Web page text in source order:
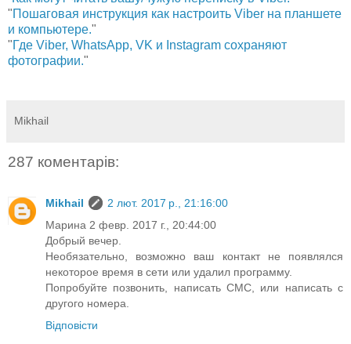
"Пошаговая инструкция как настроить Viber на планшете
и компьютере."
"Где Viber, WhatsApp, VK и Instagram сохраняют
фотографии."
Mikhail
287 коментарів:
Mikhail
2 лют. 2017 р., 21:16:00
Марина 2 февр. 2017 г., 20:44:00
Добрый вечер.
Необязательно, возможно ваш контакт не появлялся
некоторое время в сети или удалил программу.
Попробуйте позвонить, написать СМС, или написать с
другого номера.
Відповісти